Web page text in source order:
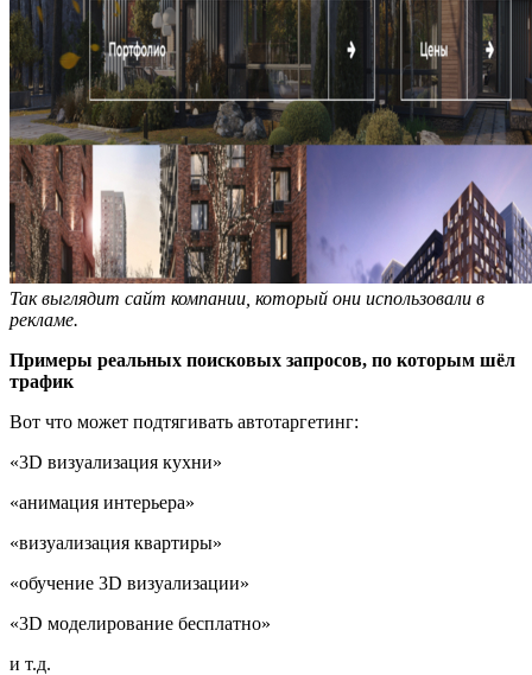
Так выглядит сайт компании, который они использовали в
рекламе.
Примеры реальных поисковых запросов, по которым шёл
трафик
Вот что может подтягивать автотаргетинг:
«3D визуализация кухни»
«анимация интерьера»
«визуализация квартиры»
«обучение 3D визуализации»
«3D моделирование бесплатно»
и т.д.